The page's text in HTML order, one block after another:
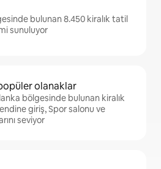
bulunan 8.450 kiralık tatil
sunuluyor
olanaklar
bölgesinde bulunan kiralık
giriş, Spor salonu ve
seviyor